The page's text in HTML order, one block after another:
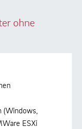
ohne
(Windows,
ESXi